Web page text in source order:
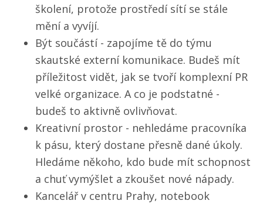
školení, protože prostředí sítí se stále
mění a vyvíjí.
Být součástí - zapojíme tě do týmu
skautské externí komunikace. Budeš mít
příležitost vidět, jak se tvoří komplexní PR
velké organizace. A co je podstatné -
budeš to aktivně ovlivňovat.
Kreativní prostor - nehledáme pracovníka
k pásu, který dostane přesně dané úkoly.
Hledáme někoho, kdo bude mít schopnost
a chuť vymýšlet a zkoušet nové nápady.
Kancelář v centru Prahy, notebook